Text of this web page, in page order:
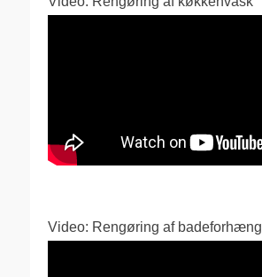
Video: Rengøring af badeforhæng